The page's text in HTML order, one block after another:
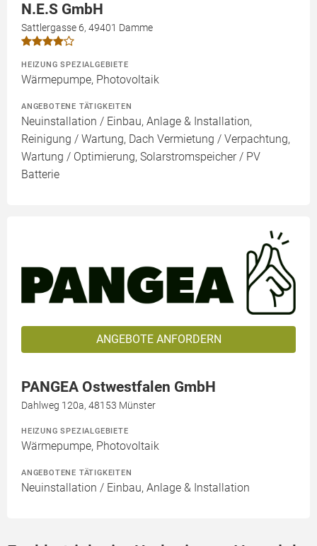
N.E.S GmbH
Sattlergasse 6, 49401 Damme
HEIZUNG SPEZIALGEBIETE
Wärmepumpe, Photovoltaik
ANGEBOTENE TÄTIGKEITEN
Neuinstallation / Einbau, Anlage & Installation,
Reinigung / Wartung, Dach Vermietung / Verpachtung,
Wartung / Optimierung, Solarstromspeicher / PV
Batterie
ANGEBOTE ANFORDERN
PANGEA Ostwestfalen GmbH
Dahlweg 120a, 48153 Münster
HEIZUNG SPEZIALGEBIETE
Wärmepumpe, Photovoltaik
ANGEBOTENE TÄTIGKEITEN
Neuinstallation / Einbau, Anlage & Installation